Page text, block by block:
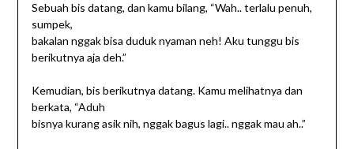
Sebuah bis datang, dan kamu bilang, “Wah.. terlalu penuh,
sumpek,
bakalan nggak bisa duduk nyaman neh! Aku tunggu bis
berikutnya aja deh.”
Kemudian, bis berikutnya datang. Kamu melihatnya dan
berkata, “Aduh
bisnya kurang asik nih, nggak bagus lagi.. nggak mau ah..”